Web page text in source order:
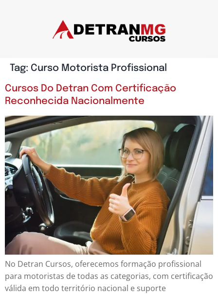
Tag: Curso Motorista Profissional
Cursos Do Detran Com Certificação
Reconhecida Nacionalmente
No Detran Cursos, oferecemos formação profissional
para motoristas de todas as categorias, com certificação
válida em todo território nacional e suporte